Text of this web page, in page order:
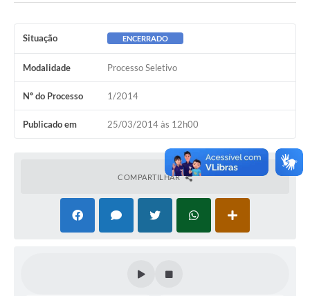
Situação ENCERRADO
Modalidade Processo Seletivo
Nº do Processo 1/2014
Publicado em 25/03/2014 às 12h00
COMPARTILHAR